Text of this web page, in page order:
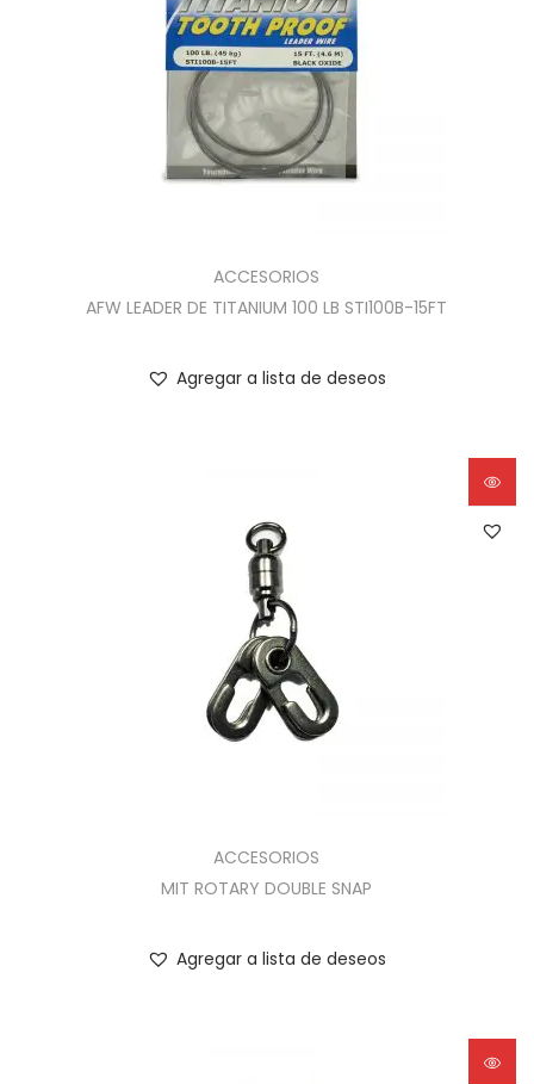
ACCESORIOS
AFW LEADER DE TITANIUM 100 LB STI100B-15FT
Agregar a lista de deseos
ACCESORIOS
MIT ROTARY DOUBLE SNAP
Agregar a lista de deseos